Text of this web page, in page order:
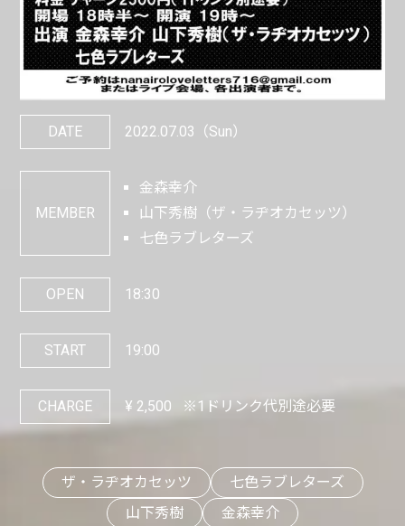
DATE 2022.07.03 （Sun）
MEMBER
金森幸介
山下秀樹（ザ・ラヂオカセッツ）
七色ラブレターズ
OPEN 18:30
START 19:00
CHARGE ¥ 2,500 ※1ドリンク代別途必要
ザ・ラヂオカセッツ
七色ラブレターズ
山下秀樹
金森幸介